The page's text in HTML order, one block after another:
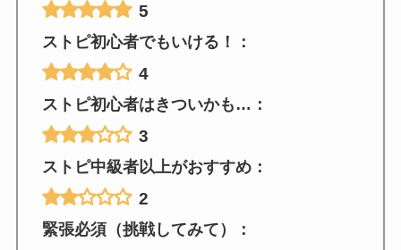
5
ストピ初心者でもいける！：
4
ストピ初心者はきついかも…：
3
ストピ中級者以上がおすすめ：
2
緊張必須（挑戦してみて）：